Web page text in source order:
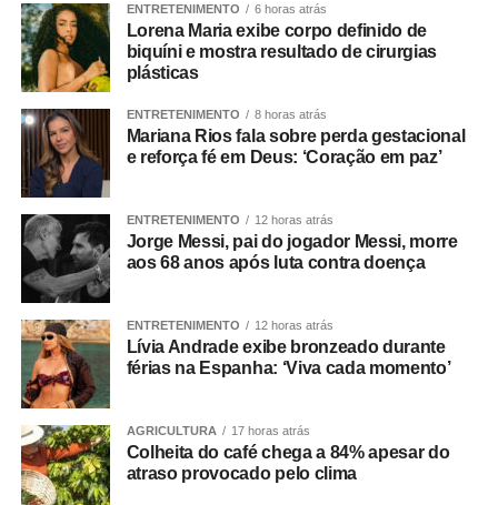
Com origem noProjeto de Lei Complementar (PLP)
18/2021
, de autoria do deputado Guilherme Derrite (PP-
SP), a matéria foiaprovada no Senado em julho
ano, com parecer favorável do senador Nelsinho Trad
(PSD-MS).
Agência Senado (Reprodução autorizada mediante
citação da Agência Senado)
Fonte:Agência Senado
COMENTE ABAIXO:
WhatsApp
Facebook
Twitter
Messenger
LinkedIn
Share
ENTRETENIMENTO 6 horas atrás
Lorena Maria exibe corpo definido de
biquíni e mostra resultado de cirurgias
plásticas
ENTRETENIMENTO 8 horas atrás
Mariana Rios fala sobre perda gestacional
e reforça fé em Deus: ‘Coração em paz’
ENTRETENIMENTO 12 horas atrás
Jorge Messi, pai do jogador Messi, morre
aos 68 anos após luta contra doença
ENTRETENIMENTO 12 horas atrás
Lívia Andrade exibe bronzeado durante
férias na Espanha: ‘Viva cada momento’
AGRICULTURA 17 horas atrás
Colheita do café chega a 84% apesar do
atraso provocado pelo clima